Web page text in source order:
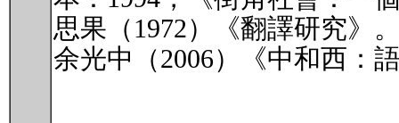
思果（1972）《翻譯研究》
余光中（2006）《中和西：